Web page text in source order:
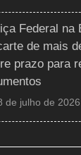
Federal na
de mais
prazo para
de julho de 2026